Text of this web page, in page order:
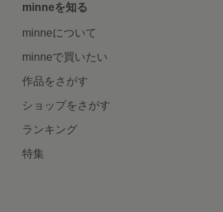
minneを知る
minneについて
minneで買いたい
作品をさがす
ショップをさがす
ランキング
特集